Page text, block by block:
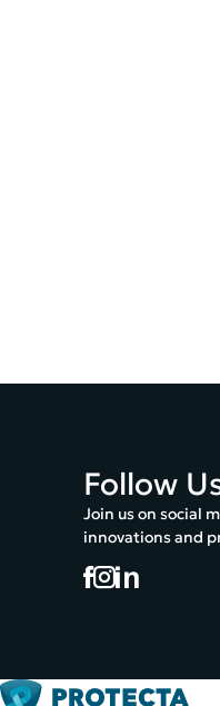
Follow
Join us on social
innovations and